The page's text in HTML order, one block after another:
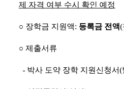
제 자격 여부 수시 확인 예정
○ 장학금 지원액: 등록금 전액(
○ 제출서류
- 박사 도약 장학 지원신청서